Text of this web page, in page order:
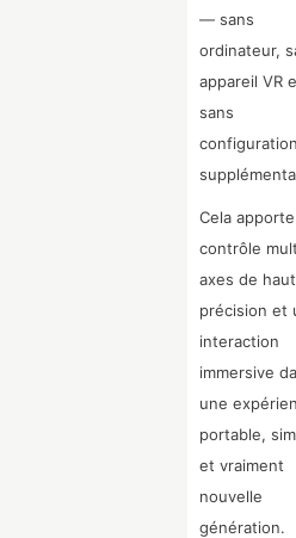
— sans
ordinateur,
appareil VR
sans
configuration
Cela
contrôle
axes de
précision et
interaction
immersive
une
portable,
et vraiment
nouvelle
génération.